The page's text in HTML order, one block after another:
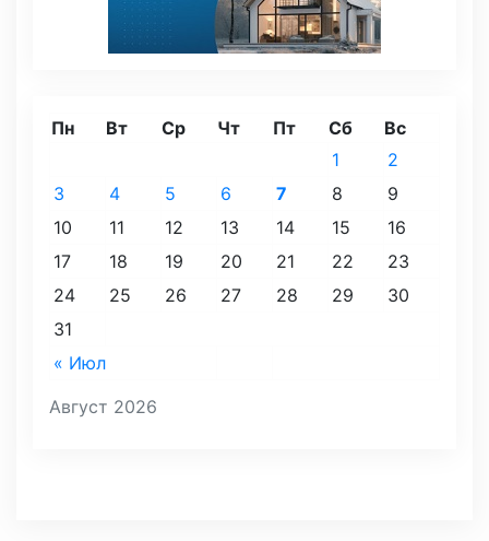
Август 2026
Пн Вт Ср Чт Пт Сб Вс
« Июл
1
2
3
4 5 6 7 8
9
10
11 12 13 14 15
16
17
18 19 20 21 22
23
24
25 26 27 28 29
30
31